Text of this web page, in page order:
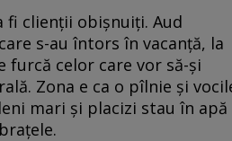
fi clienţii obişnuiţi. Aud
s-au întors în vacanţă, la
furcă celor care vor să-şi
Zona e ca o pîlnie şi
mari şi placizi stau în apă